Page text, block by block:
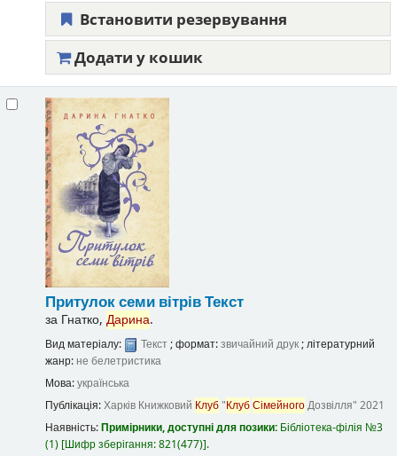
Встановити резервування
Додати у кошик
Притулок семи вітрівТекст
за Гнатко, Дарина.
Вид матеріалу: Текст; формат:звичайний друк; літературний
жанр: не белетристика
Мова:українська
Публікація:Харків Книжковий Клуб"КлубСімейногоДозвілля" 2021
Наявність:Примірники, доступні для позики: Бібліотека-філія №3
(1) Шифр зберігання:821(477) .